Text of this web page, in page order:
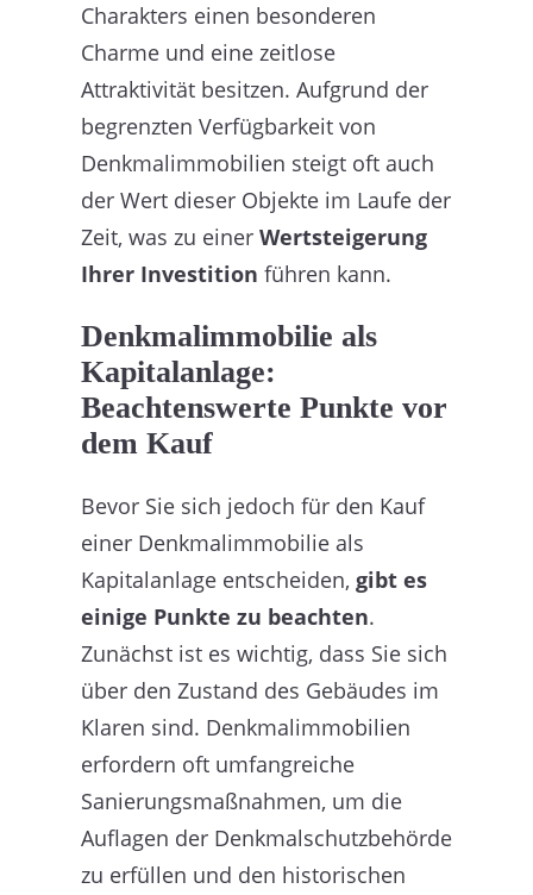
Charakters einen besonderen
Charme und eine zeitlose
Attraktivität besitzen. Aufgrund der
begrenzten Verfügbarkeit von
Denkmalimmobilien steigt oft auch
der Wert dieser Objekte im Laufe der
Zeit, was zu einer Wertsteigerung
Ihrer Investition führen kann.
Denkmalimmobilie als
Kapitalanlage:
Beachtenswerte Punkte vor
dem Kauf
Bevor Sie sich jedoch für den Kauf
einer Denkmalimmobilie als
Kapitalanlage entscheiden, gibt es
einige Punkte zu beachten.
Zunächst ist es wichtig, dass Sie sich
über den Zustand des Gebäudes im
Klaren sind. Denkmalimmobilien
erfordern oft umfangreiche
Sanierungsmaßnahmen, um die
Auflagen der Denkmalschutzbehörde
zu erfüllen und den historischen